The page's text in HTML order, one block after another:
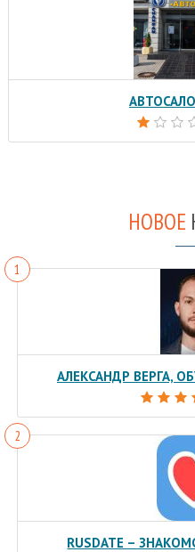
НОВОЕ
АЛЕКСАНДР ВЕРГА,
RUSDATE –